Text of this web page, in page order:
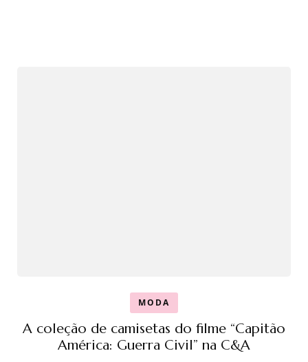
MODA
A coleção de camisetas do filme “Capitão
América: Guerra Civil” na C&A